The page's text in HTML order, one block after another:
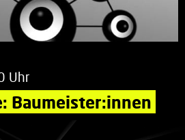
Uhr
Baumeister:innen